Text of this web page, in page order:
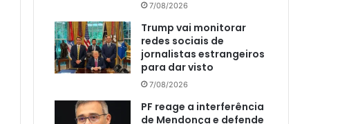
7/08/2026
Trump vai monitorar
redes sociais de
jornalistas estrangeiros
para dar visto
7/08/2026
PF reage a interferência
de Mendonça e defende